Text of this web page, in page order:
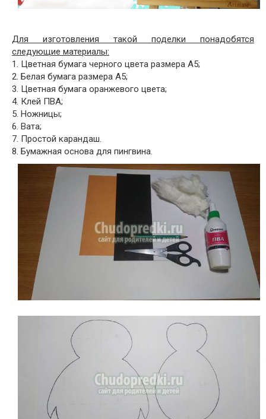
Для изготовления такой поделки понадобятся
следующие материалы:
1. Цветная бумага черного цвета размера А5;
2. Белая бумага размера А5;
3. Цветная бумага оранжевого цвета;
4. Клей ПВА;
5. Ножницы;
6. Вата;
7. Простой карандаш.
8. Бумажная основа для пингвина.